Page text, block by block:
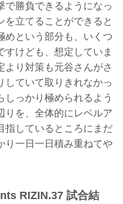
勝負できるようになっ
を立てることができると
めという部分も、いくつ
けども、想定していま
より対策も元谷さんがさ
していて取りきれなかっ
しっかり極められるよう
りを、全体的にレベルア
指しているところにまだ
り一日一日積み重ねてや
RIZIN.37 試合結